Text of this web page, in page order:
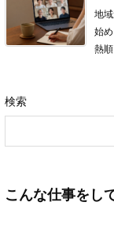
地
始
熱
検索
こんな仕事をし